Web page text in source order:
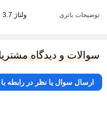
توضیحات باتری ولتاژ 3.7 میلی آمپر
سوالات و دیدگاه
ارسال سوال یا نظر در رابطه